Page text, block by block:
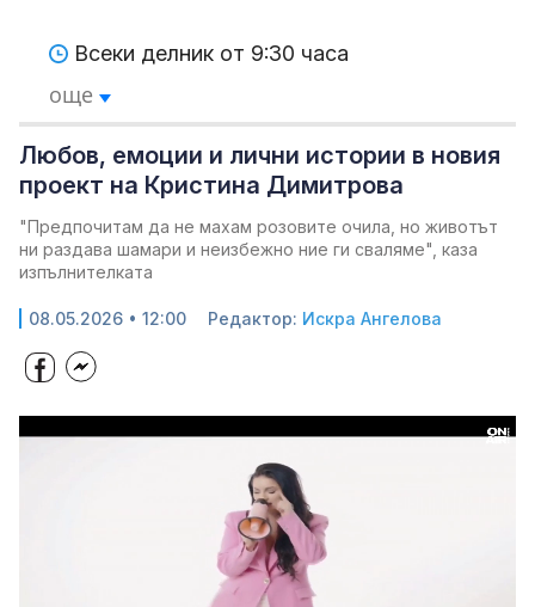
Всеки делник от 9:30 часа
още
Любов, емоции и лични истории в новия
проект на Кристина Димитрова
"Предпочитам да не махам розовите очила, но животът
ни раздава шамари и неизбежно ние ги сваляме", каза
изпълнителката
08.05.2026 • 12:00 Редактор: Искра Ангелова